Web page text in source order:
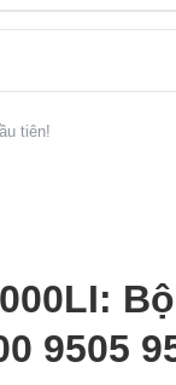
tiên!
9505